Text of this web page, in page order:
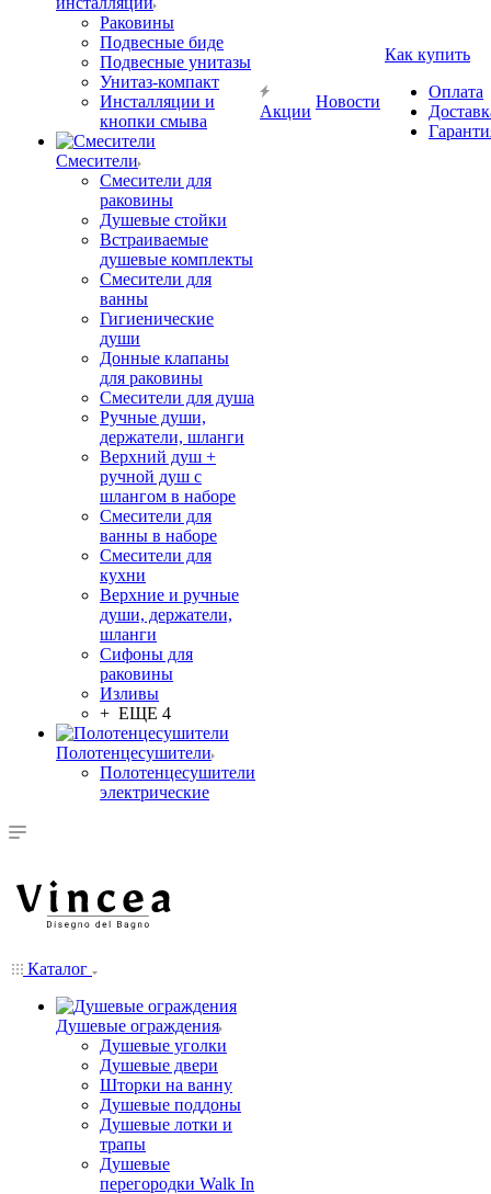
Раковины
Подвесные биде
Подвесные унитазы
Унитаз-компакт
Инсталляции и
кнопки смыва
Смесители
Смесители для
раковины
Душевые стойки
Встраиваемые
душевые комплекты
Смесители для
ванны
Гигиенические
души
Донные клапаны
для раковины
Смесители для душа
Ручные души,
держатели, шланги
Верхний душ +
ручной душ с
шлангом в наборе
Смесители для
ванны в наборе
Смесители для
кухни
Верхние и ручные
души, держатели,
шланги
Сифоны для
раковины
Изливы
+ ЕЩЕ 4
Полотенцесушители
Полотенцесушители
электрические
Акции
Новости
Как купить
Оплата
Каталог
Душевые ограждения
Душевые уголки
Душевые двери
Шторки на ванну
Душевые поддоны
Душевые лотки и
трапы
Душевые
перегородки Walk In